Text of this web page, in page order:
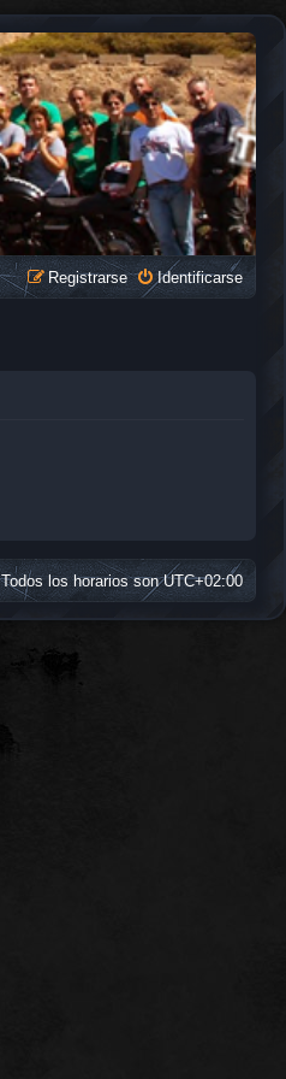
Identificarse
Registrarse
Todos los horarios sonUTC+02:00